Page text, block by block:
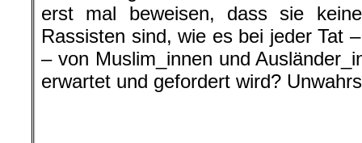
erst mal beweisen, dass sie keine
Rassisten sind, wie es bei jeder Tat
– von Muslim_innen und
erwartet und gefordert wird?